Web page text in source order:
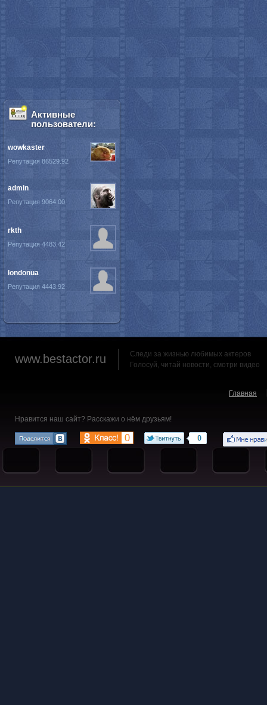
Активные
пользователи:
wowkaster
Репутация 86529.92
admin
Репутация 9064.00
rkth
Репутация 4483.42
londonua
Репутация 4443.92
www.bestactor.ru
Следи за жизнью любимых актеров
Голосуй, читай новости, смотри видео
Главная
Нравится наш сайт? Расскажи о нём друзьям!